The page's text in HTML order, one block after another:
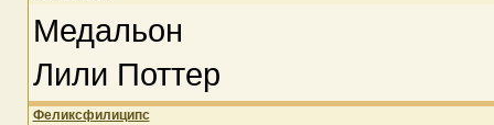
Медальон
Лили Поттер
Феликсфилиципс